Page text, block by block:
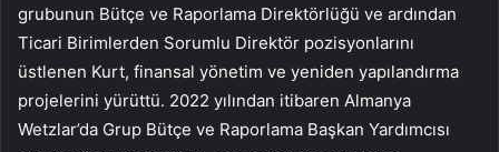
grubunun Bütçe ve Raporlama Direktörlüğü ve ardından
Ticari Birimlerden Sorumlu Direktör pozisyonlarını
üstlenen Kurt, finansal yönetim ve yeniden yapılandırma
projelerini yürüttü. 2022 yılından itibaren Almanya
Wetzlar’da Grup Bütçe ve Raporlama Başkan Yardımcısı